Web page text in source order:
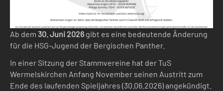
Ab dem 30. Juni 2026 gibt es eine bedeutende Änderung
für die HSG-Jugend der Bergischen Panther.
In einer Sitzung der Stammvereine hat der TuS
Wermelskirchen Anfang November seinen Austritt zum
Ende des laufenden Spieljahres (30.06.2026) angekündigt.